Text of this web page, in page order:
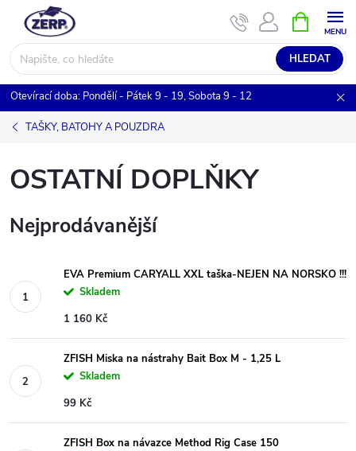
obsah
HLEDAT
NÁKUPNÍ
KOŠÍK
Otevírací doba: Pondělí - Pátek 9 - 19, Sobota 9 - 12
TAŠKY, BATOHY A POUZDRA
OSTATNÍ DOPLŇKY
Nejprodávanější
EVA Premium CARYALL XXL taška-NEJEN NA NORSKO !!!
Skladem
1 160 Kč
ZFISH Miska na nástrahy Bait Box M - 1,25 L
Skladem
99 Kč
ZFISH Box na návazce Method Rig Case 150